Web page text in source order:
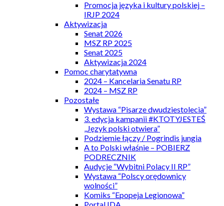
Promocja języka i kultury polskiej –
IRJP 2024
Aktywizacja
Senat 2026
MSZ RP 2025
Senat 2025
Aktywizacja 2024
Pomoc charytatywna
2024 – Kancelaria Senatu RP
2024 – MSZ RP
Pozostałe
Wystawa “Pisarze dwudziestolecia”
3. edycja kampanii #KTOTYJESTEŚ
„Język polski otwiera”
Podziemie łączy / Pogrindis jungia
A to Polski właśnie – POBIERZ
PODRECZNIK
Audycje “Wybitni Polacy II RP”
Wystawa “Polscy orędownicy
wolności”
Komiks “Epopeja Legionowa”